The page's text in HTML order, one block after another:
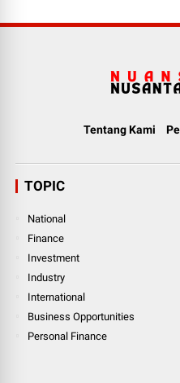
Tentang Kami
TOPIC
National
Finance
Investment
Industry
International
Business Opportunities
Personal Finance